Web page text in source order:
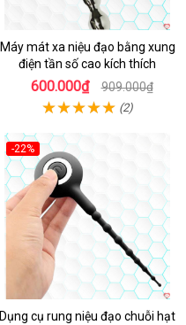
Máy mát xa niệu đạo bằng xung
điện tần số cao kích thích
600.000₫ 909.000₫
(2)
-22%
Hot
Dụng cụ rung niệu đạo chuỗi hạt